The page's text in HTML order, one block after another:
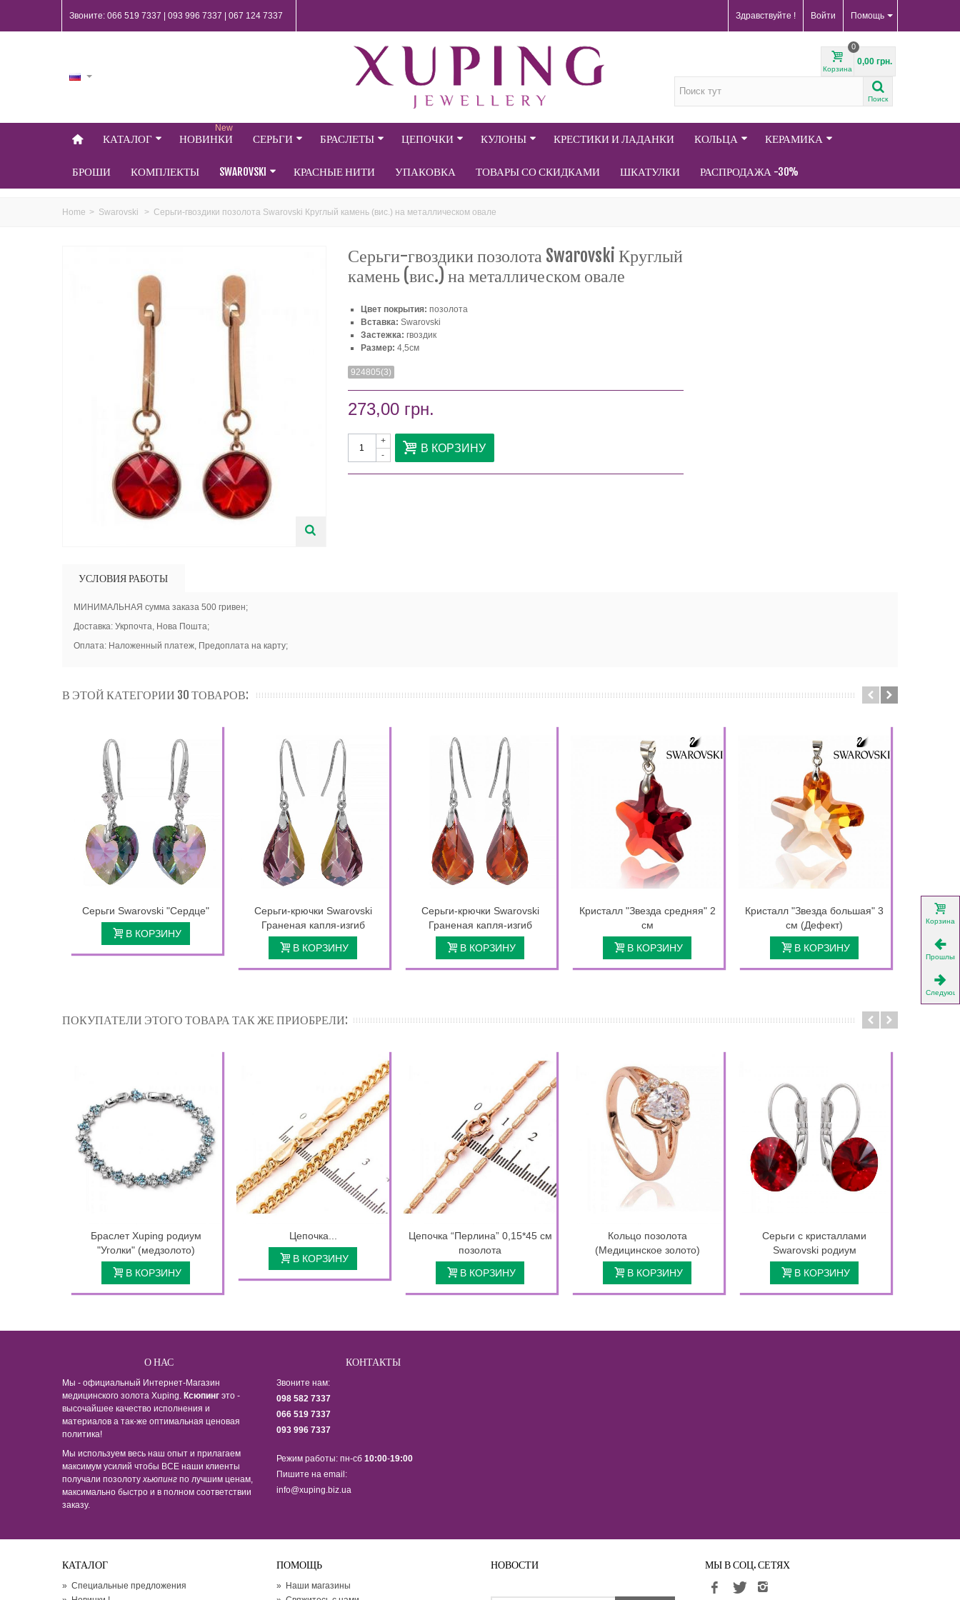
Помощь
Звоните: 066 519 7337 | 093 996 7337 | 067 124 7337 Здравствуйте ! Войти
Корзина
0
0,00 грн.
Поиск
КАТАЛОГ НОВИНКИ
New
СЕРЬГИ БРАСЛЕТЫ ЦЕПОЧКИ КУЛОНЫ КРЕСТИКИ И ЛАДАНКИ КОЛЬЦА КЕРАМИКА
БРОШИ КОМПЛЕКТЫ SWAROVSKI КРАСНЫЕ НИТИ УПАКОВКА ТОВАРЫ СО СКИДКАМИ ШКАТУЛКИ РАСПРОДАЖА -30%
Home > Swarovski > Серьги-гвоздики позолота Swarovski Круглый камень (вис.) на металлическом овале
Серьги-гвоздики позолота Swarovski Круглый
камень (вис.) на металлическом овале
Цвет покрытия: позолота
Вставка: Swarovski
Застежка: гвоздик
Размер: 4,5см
924805(3)
273,00 грн.
-
+ В КОРЗИНУ
УСЛОВИЯ РАБОТЫ
МИНИМАЛЬНАЯ сумма заказа 500 гривен;
Доставка: Укрпочта, Нова Пошта;
Оплата: Наложенный платеж, Предоплата на карту;
В ЭТОЙ КАТЕГОРИИ 30 ТОВАРОВ:
Серьги Swarovski "Сердце"
В КОРЗИНУ
Серьги-крючки Swarovski
Граненая капля-изгиб
В КОРЗИНУ
Серьги-крючки Swarovski
Граненая капля-изгиб
В КОРЗИНУ
Кристалл "Звезда средняя" 2
см
В КОРЗИНУ
Кристалл "Звезда большая" 3
см (Дефект)
В КОРЗИНУ
ПОКУПАТЕЛИ ЭТОГО ТОВАРА ТАК ЖЕ ПРИОБРЕЛИ:
Браслет Xuping родиум
"Уголки" (медзолото)
В КОРЗИНУ
Цепочка...
В КОРЗИНУ
Цепочка “Перлина” 0,15*45 см
позолота
В КОРЗИНУ
Кольцо позолота
(Медицинское золото)
В КОРЗИНУ
Серьги с кристаллами
Swarovski родиум
В КОРЗИНУ
О НАС
Мы - официальный Интернет-Магазин
медицинского золота Xuping. Ксюпинг это -
высочайшее качество исполнения и
материалов а так-же оптимальная ценовая
политика!
Мы используем весь наш опыт и прилагаем
максимум усилий чтобы ВСЕ наши клиенты
получали позолотухьюпинг по лучшим ценам,
максимально быстро и в полном соответствии
заказу.
КОНТАКТЫ
Звоните нам:
098 582 7337
066 519 7337
093 996 7337
Режим работы: пн-сб 10:00-19:00
Пишите на email:
info@xuping.biz.ua
КАТАЛОГ
» Специальные предложения
ПОМОЩЬ
»
Наши магазины
НОВОСТИ МЫ В СОЦ. СЕТЯХ
Корзина
Прошлый